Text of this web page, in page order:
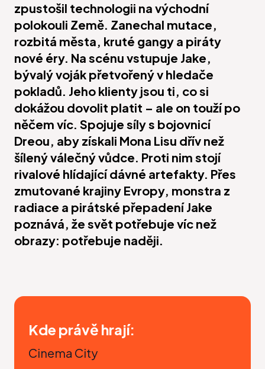
zpustošil technologii na východní
polokouli Země. Zanechal mutace,
rozbitá města, kruté gangy a piráty
nové éry. Na scénu vstupuje Jake,
bývalý voják přetvořený v hledače
pokladů. Jeho klienty jsou ti, co si
dokážou dovolit platit – ale on touží po
něčem víc. Spojuje síly s bojovnicí
Dreou, aby získali Mona Lisu dřív než
šílený válečný vůdce. Proti nim stojí
rivalové hlídající dávné artefakty. Přes
zmutované krajiny Evropy, monstra z
radiace a pirátské přepadení Jake
poznává, že svět potřebuje víc než
obrazy: potřebuje naději.
Kde právě hrají:
Cinema City